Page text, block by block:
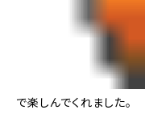
で楽しんでくれました。